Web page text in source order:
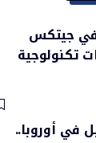
في جيتكس
تكنولوجية
في أوروبا..